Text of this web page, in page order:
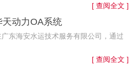
[ 查阅全文 ]
动力OA系统
东海安水运技术服务有限公司，通过
[ 查阅全文 ]